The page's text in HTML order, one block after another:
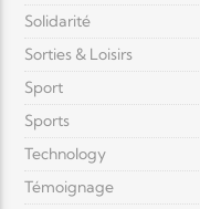
Solidarité
Sorties & Loisirs
Sport
Sports
Technology
Témoignage